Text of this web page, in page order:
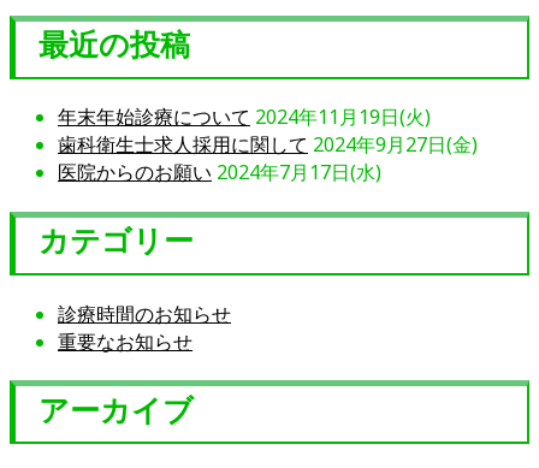
最近の投稿
年末年始診療について 2024年11月19日(火)
歯科衛生士求人採用に関して 2024年9月27日(金)
医院からのお願い 2024年7月17日(水)
カテゴリー
診療時間のお知らせ
重要なお知らせ
アーカイブ